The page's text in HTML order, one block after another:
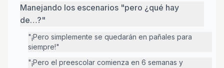
Manejando los escenarios "pero ¿qué hay
de…?"
"¡Pero simplemente se quedarán en pañales para
siempre!"
"¡Pero el preescolar comienza en 6 semanas y